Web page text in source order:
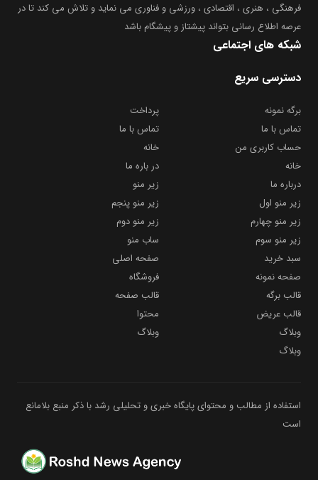
فرهنگی ، هنری ، اقتصادی ، ورزشی و فناوری می نماید و تلاش می کند تا در
عرصه اطلاع رسانی بتواند پیشتاز و پیشگام باشد
شبکه های اجتماعی
دسترسی سریع
برگه نمونه
پرداخت
تماس با ما
تماس با ما
حساب کاربری من
خانه
خانه
در باره ما
درباره ما
زیر منو
زیر منو اول
زیر منو پنجم
زیر منو چهارم
زیر منو دوم
زیر منو سوم
ساب منو
سبد خرید
صفحه اصلی
صفحه نمونه
فروشگاه
قالب برگه
قالب صفحه
قالب عریض
محتوا
وبلاگ
وبلاگ
وبلاگ
استفاده از مطالب و محتوای پایگاه خبری و تحلیلی رشد با ذکر منبع بلامانع
است